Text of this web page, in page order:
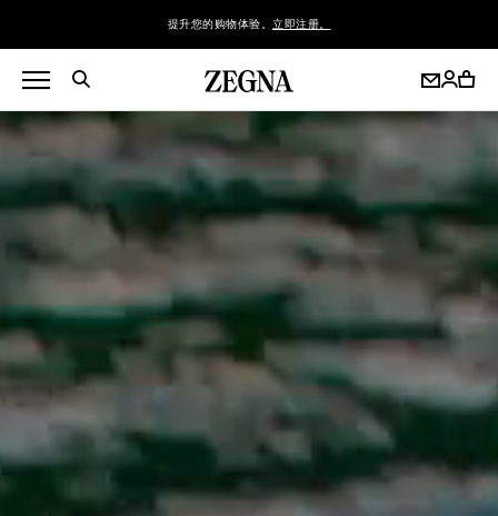
提升您的购物体验。 立即注册。